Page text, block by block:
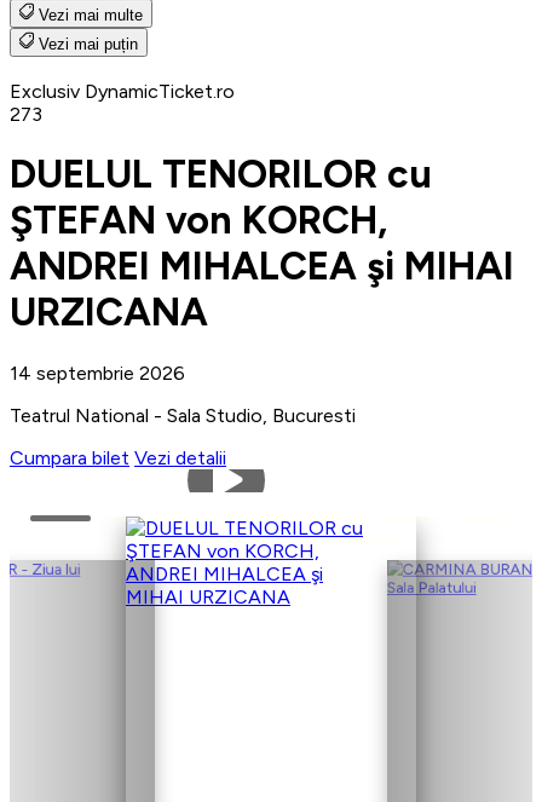
Vezi mai multe
Vezi mai puțin
Exclusiv DynamicTicket.ro
273
DUELUL TENORILOR cu
ŞTEFAN von KORCH,
ANDREI MIHALCEA şi MIHAI
URZICANA
14 septembrie 2026
Teatrul National - Sala Studio, Bucuresti
Cumpara bilet Vezi detalii